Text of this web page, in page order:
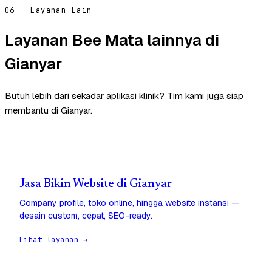
06 — Layanan Lain
Layanan Bee Mata lainnya di
Gianyar
Butuh lebih dari sekadar aplikasi klinik? Tim kami juga siap
membantu di Gianyar.
Jasa Bikin Website di Gianyar
Company profile, toko online, hingga website instansi —
desain custom, cepat, SEO-ready.
Lihat layanan →